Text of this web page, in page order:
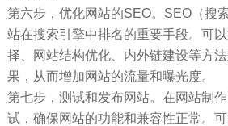
第六步，优化网站的SEO。SEO（搜
站在搜索引擎中排名的重要手段。可
择、网站结构优化、内外链建设等方
果，从而增加网站的流量和曝光度。
第七步，测试和发布网站。在网站制
试，确保网站的功能和兼容性正常。